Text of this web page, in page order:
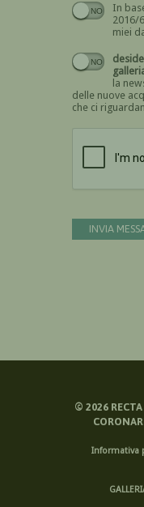
In
2016/679
miei
la
delle nuove
che ci
INVIA
© 2026RECTA
Informativa